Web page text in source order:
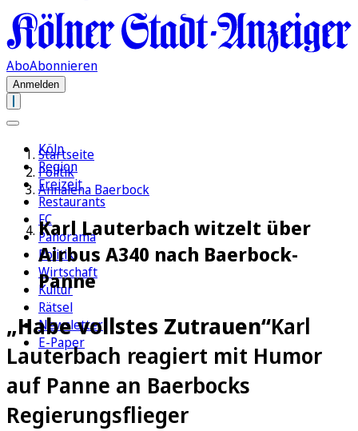
AboAbonnieren
Anmelden
Köln
Region
Freizeit
Restaurants
FC
Panorama
Politik
Wirtschaft
Kultur
Rätsel
Newsletter
E-Paper
Startseite
Politik
Annalena Baerbock
Karl Lauterbach witzelt über
Airbus A340 nach Baerbock-
Panne
„Habe vollstes Zutrauen“Karl
Lauterbach reagiert mit Humor
auf Panne an Baerbocks
Regierungsflieger